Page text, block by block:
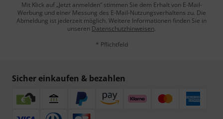
Mit Klick auf „Jetzt anmelden“ stimmen Sie dem Erhalt von E-Mail-
Werbung und einer Messung des E-Mail-Nutzungsverhaltens zu. Die
Abmeldung ist jederzeit möglich. Weitere Informationen finden Sie in
unseren Datenschutzhinweisen.
* Pflichtfeld
Sicher einkaufen & bezahlen